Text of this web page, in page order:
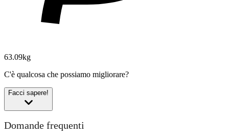
63.09kg
C'è qualcosa che possiamo migliorare?
Facci sapere!
Domande frequenti